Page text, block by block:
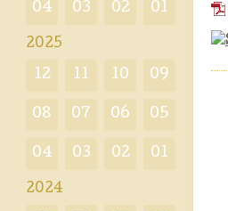
04 03 02 01
2025
12 11 10 09
08 07 06 05
04 03 02 01
2024